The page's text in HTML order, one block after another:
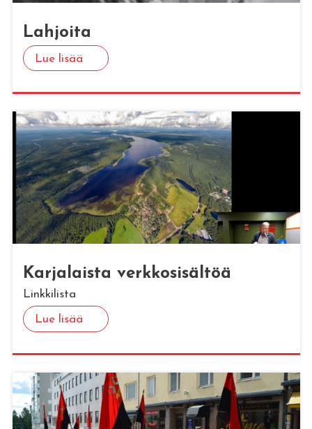
Lah­joi­ta
Lue lisää
Kar­ja­lais­ta verk­ko­si­säl­töä
Linkkilista
Lue lisää